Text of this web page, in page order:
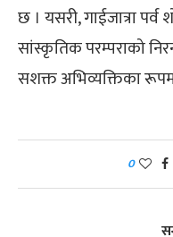
छ । यसरी, गाईजात्रा
सांस्कृतिक परम्पराको
सशक्त अभिव्यक्तिका
0